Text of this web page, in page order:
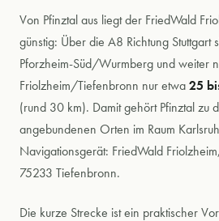
Von Pfinztal aus liegt der FriedWald
günstig: Über die A8 Richtung Stuttgart
Pforzheim-Süd/Wurmberg und weiter
Friolzheim/Tiefenbronn nur etwa 25
(rund 30 km). Damit gehört Pfinztal zu
angebundenen Orten im Raum
Navigationsgerät: FriedWald
75233 Tiefenbronn.
Die kurze Strecke ist ein praktischer